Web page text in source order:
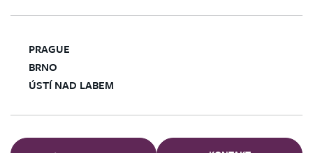
PRAGUE
BRNO
ÚSTÍ NAD LABEM